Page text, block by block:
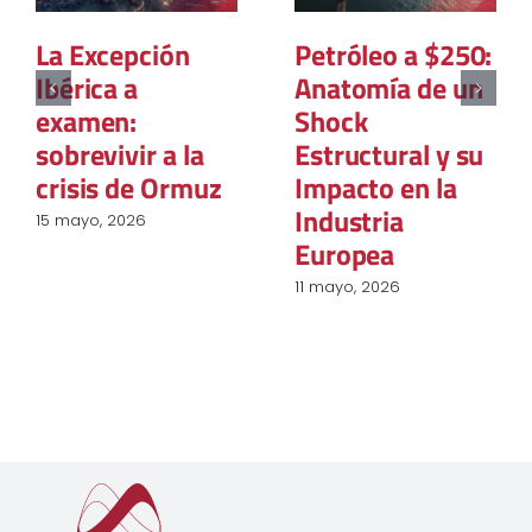
Objectifs de
durabilité
européens
Réalité ou
Utopie ?
27 marzo, 2024
Objetivos de
sostenibilidad
europeos.
¿Objetivos
realistas?
19 marzo, 2024